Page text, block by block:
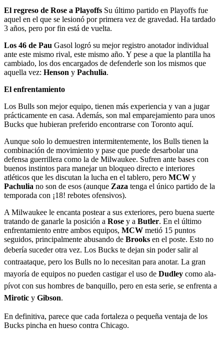
El regreso de Rose a Playoffs Su último partido en Playoffs fue
aquel en el que se lesionó por primera vez de gravedad. Ha tardado
3 años, pero por fin está de vuelta.
Los 46 de Pau Gasol logró su mejor registro anotador individual
ante este mismo rival, este mismo año. Y pese a que la plantilla ha
cambiado, los dos encargados de defenderle son los mismos que
aquella vez: Henson y Pachulia.
El enfrentamiento
Los Bulls son mejor equipo, tienen más experiencia y van a jugar
prácticamente en casa. Además, son mal emparejamiento para unos
Bucks que hubieran preferido encontrarse con Toronto aquí.
Aunque solo lo demuestren intermitentemente, los Bulls tienen la
combinación de movimiento y pase que puede desarbolar una
defensa guerrillera como la de Milwaukee. Sufren ante bases con
buenos instintos para manejar un bloqueo directo e interiores
atléticos que les discutan la lucha en el tablero, pero MCW y
Pachulia no son de esos (aunque Zaza tenga el único partido de la
temporada con ¡18! rebotes ofensivos).
A Milwaukee le encanta postear a sus exteriores, pero buena suerte
tratando de ganarle la posición a Rose y a Butler. En el último
enfrentamiento entre ambos equipos, MCW metió 15 puntos
seguidos, principalmente abusando de Brooks en el poste. Esto no
debería suceder otra vez. Los Bucks te dejan sin poder salir al
contraataque, pero los Bulls no lo necesitan para anotar. La gran
mayoría de equipos no pueden castigar el uso de Dudley como ala-
pívot con sus hombres de banquillo, pero en esta serie, se enfrenta a
Mirotic y Gibson.
En definitiva, parece que cada fortaleza o pequeña ventaja de los
Bucks pincha en hueso contra Chicago.